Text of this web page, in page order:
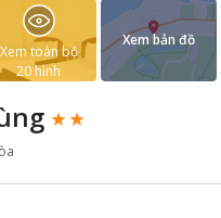
Xem toàn bộ
20hình
Xem bản đồ